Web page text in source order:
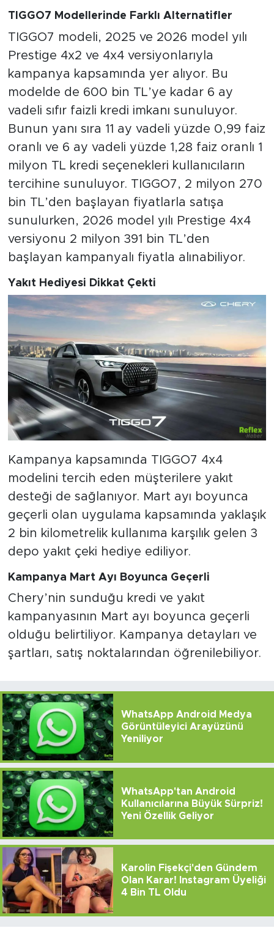
TIGGO7 Modellerinde Farklı Alternatifler
TIGGO7 modeli, 2025 ve 2026 model yılı
Prestige 4x2 ve 4x4 versiyonlarıyla
kampanya kapsamında yer alıyor. Bu
modelde de 600 bin TL’ye kadar 6 ay
vadeli sıfır faizli kredi imkanı sunuluyor.
Bunun yanı sıra 11 ay vadeli yüzde 0,99 faiz
oranlı ve 6 ay vadeli yüzde 1,28 faiz oranlı 1
milyon TL kredi seçenekleri kullanıcıların
tercihine sunuluyor. TIGGO7, 2 milyon 270
bin TL’den başlayan fiyatlarla satışa
sunulurken, 2026 model yılı Prestige 4x4
versiyonu 2 milyon 391 bin TL’den
başlayan kampanyalı fiyatla alınabiliyor.
Yakıt Hediyesi Dikkat Çekti
Kampanya kapsamında TIGGO7 4x4
modelini tercih eden müşterilere yakıt
desteği de sağlanıyor. Mart ayı boyunca
geçerli olan uygulama kapsamında yaklaşık
2 bin kilometrelik kullanıma karşılık gelen 3
depo yakıt çeki hediye ediliyor.
Kampanya Mart Ayı Boyunca Geçerli
Chery’nin sunduğu kredi ve yakıt
kampanyasının Mart ayı boyunca geçerli
olduğu belirtiliyor. Kampanya detayları ve
şartları, satış noktalarından öğrenilebiliyor.
WhatsApp Android Medya
Görüntüleyici Arayüzünü
Yeniliyor
WhatsApp'tan Android
Kullanıcılarına Büyük Sürpriz!
Yeni Özellik Geliyor
Karolin Fişekçi'den Gündem
Olan Karar! Instagram Üyeliği
4 Bin TL Oldu